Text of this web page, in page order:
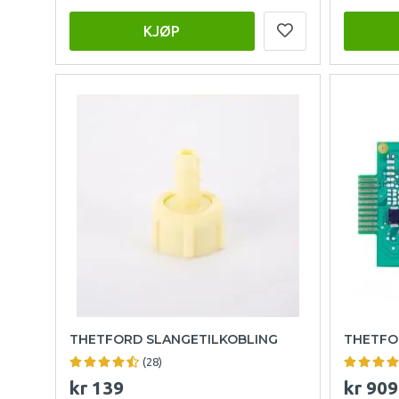
KJØP
THETFORD SLANGETILKOBLING
(28)
kr 139 kr 909